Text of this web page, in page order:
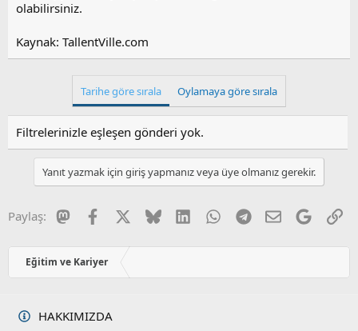
olabilirsiniz.
Kaynak: TallentVille.com
Tarihe göre sırala Oylamaya göre sırala
Filtrelerinizle eşleşen gönderi yok.
Yanıt yazmak için giriş yapmanız veya üye olmanız gerekir.
Paylaş: MastodonFacebook BlueskyLinkedInWhatsAppTelegram
E-postaGoogle
Eğitim ve Kariyer
HAKKIMIZDA